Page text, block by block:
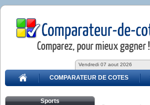
Vendredi 07 aout 2026
COMPARATEUR DE COTES
Sports